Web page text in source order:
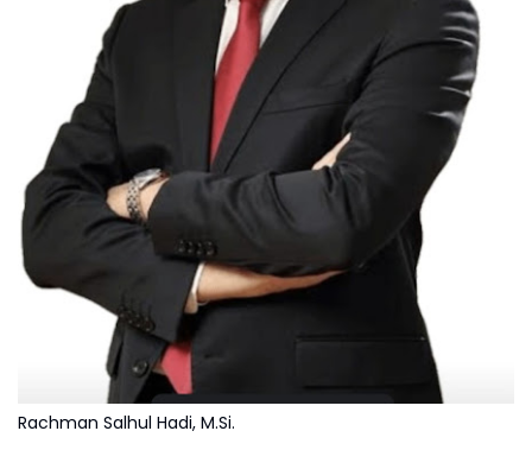
Rachman Salhul Hadi, M.Si.